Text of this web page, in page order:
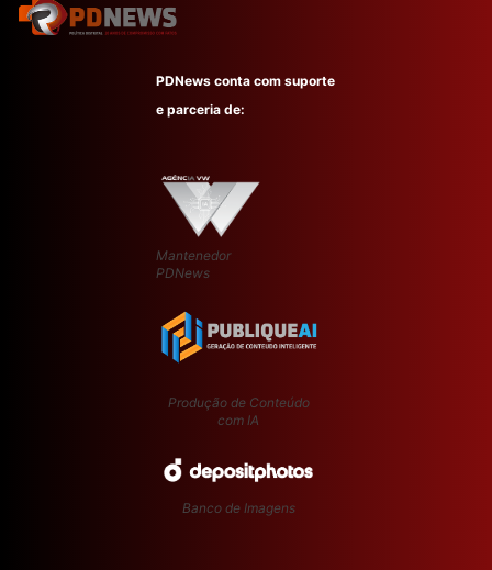
PDNews conta com suporte
e parceria de:
Mantenedor
PDNews
Produção de Conteúdo
com IA
Banco de Imagens